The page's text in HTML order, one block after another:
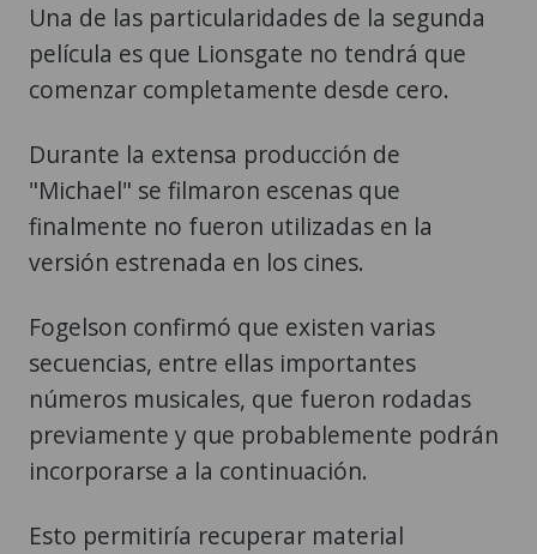
Una de las particularidades de la segunda
película es que Lionsgate no tendrá que
comenzar completamente desde cero.
Durante la extensa producción de
"Michael" se filmaron escenas que
finalmente no fueron utilizadas en la
versión estrenada en los cines.
Fogelson confirmó que existen varias
secuencias, entre ellas importantes
números musicales, que fueron rodadas
previamente y que probablemente podrán
incorporarse a la continuación.
Esto permitiría recuperar material